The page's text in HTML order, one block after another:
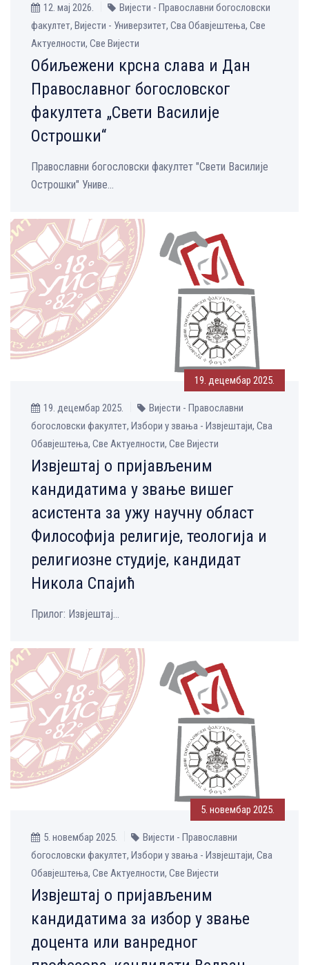
12. мај 2026.
Вијести - Православни богословски
факултет, Вијести - Универзитет, Сва Обавјештења, Све
Aктуелности, Све Вијести
Обиљежени крсна слава и Дан
Православног богословског
факултета „Свети Василије
Острошки“
Православни богословски факултет "Свети Василије
Острошки" Униве...
19. децембар 2025.
19. децембар 2025.
Вијести - Православни
богословски факултет, Избори у звања - Извјештаји, Сва
Обавјештења, Све Aктуелности, Све Вијести
Извјештај о пријављеним
кандидатима у звање вишег
асистента за ужу научну област
Философија религије, теологија и
религиозне студије, кандидат
Никола Спајић
Прилог: Извјештај...
5. новембар 2025.
5. новембар 2025.
Вијести - Православни
богословски факултет, Избори у звања - Извјештаји, Сва
Обавјештења, Све Aктуелности, Све Вијести
Извјештај о пријављеним
кандидатима за избор у звање
доцента или ванредног